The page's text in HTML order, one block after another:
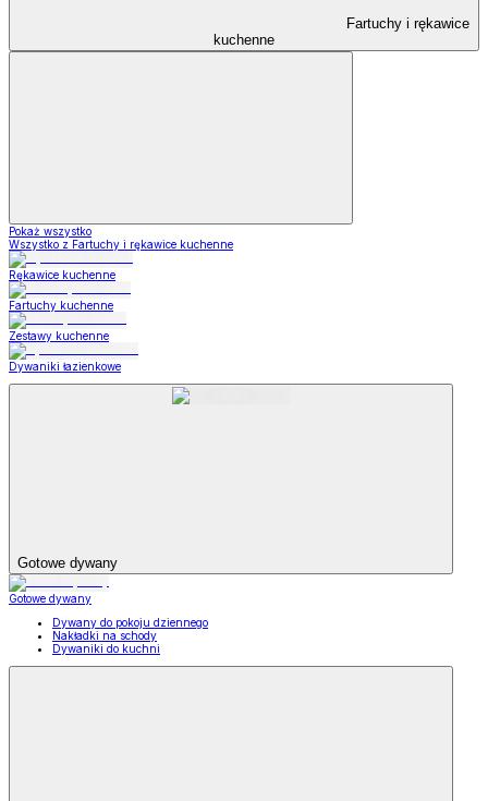
Fartuchy i rękawice
kuchenne
Pokaż wszystko
Wszystko z Fartuchy i rękawice kuchenne
Rękawice kuchenne
Fartuchy kuchenne
Zestawy kuchenne
Dywaniki łazienkowe
Gotowe dywany
Gotowe dywany
Dywany do pokoju dziennego
Nakładki na schody
Dywaniki do kuchni